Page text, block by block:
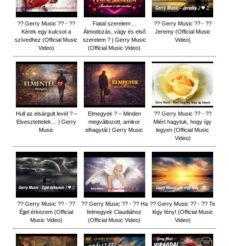
?? Gerry Music ?? - ??
Kérek egy kulcsot a
szívedhez (Official Music
Video)
Fiatal szerelem ...
Álmodozás, vágy és első
szerelem ? | Gerry Music
(Official Music Video)
?? Gerry Music ?? - ??
Jeremy (Official Music
Video)
Hull az elsárgult levél ? –
Elvesztettelek… | Gerry
Music
Elmegyek ? – Minden
megváltozott, amikor
elhagytál | Gerry Music
?? Gerry Music ?? - ??
Miért hagytuk, hogy így
legyen (Official Music
Video)
?? Gerry Music ?? - ??
Éjjel érkezem (Official
Music Video)
?? Gerry Music ?? - ?? Ha
felmegyek Claudiához
(Official Music Video)
?? Gerry Music ?? - ?? Te
légy fény! (Official Music
Video)